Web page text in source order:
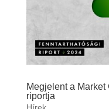
Megjelent a
riportja
Hírek